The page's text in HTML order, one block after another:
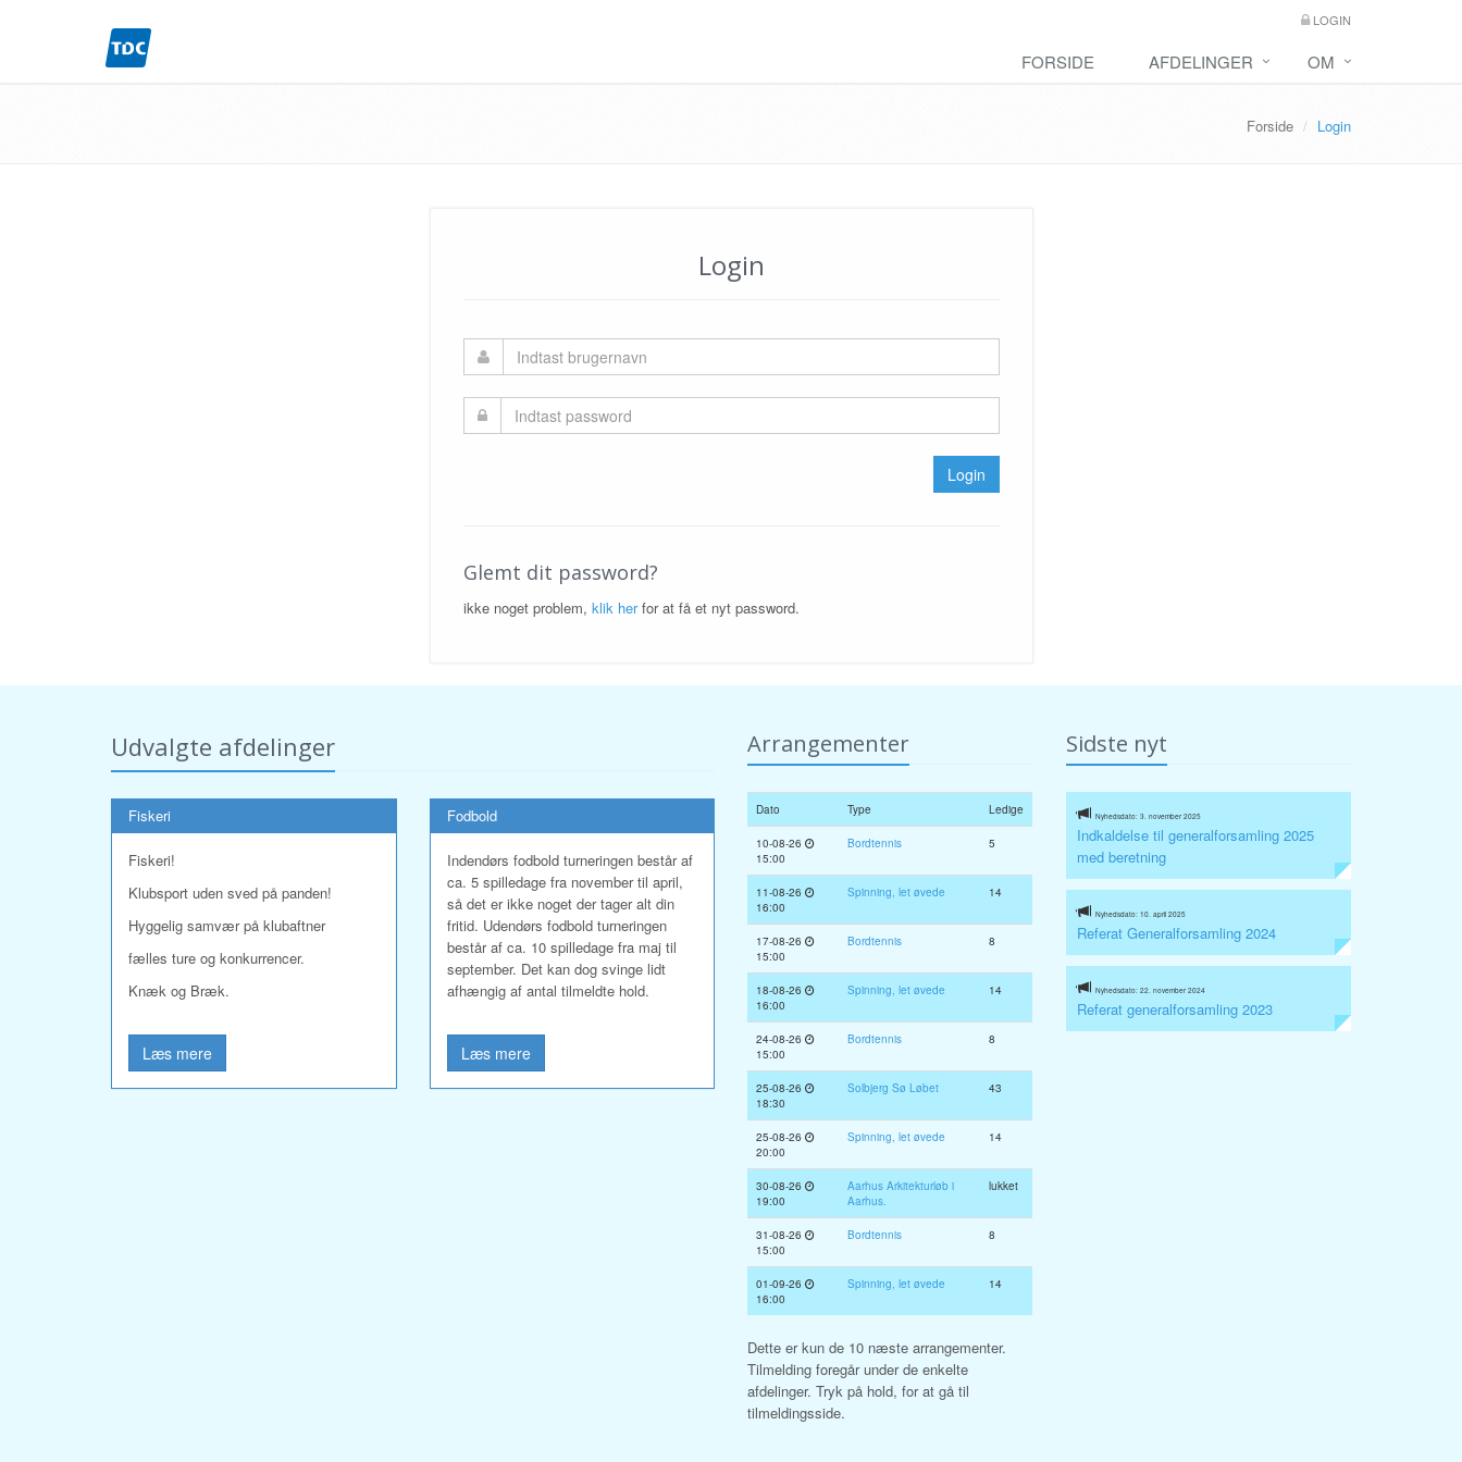
LOGIN
FORSIDE AFDELINGER OM
Forside Login
Login
Login
Glemt dit password?
ikke noget problem, klik herfor at få et nyt password.
Udvalgte afdelinger
Fiskeri
Fiskeri!
Klubsport uden sved på panden!
Hyggelig samvær på klubaftner
fælles ture og konkurrencer.
Knæk og Bræk.
Læs mere
Fodbold
Indendørs fodbold turneringen består af
ca. 5 spilledage fra november til april,
så det er ikke noget der tager alt din
fritid. Udendørs fodbold turneringen
består af ca. 10 spilledage fra maj til
september. Det kan dog svinge lidt
afhængig af antal tilmeldte hold.
Læs mere
Arrangementer
Dato Type Ledige
10-08-26
15:00
Bordtennis 5
11-08-26
16:00
Spinning, let øvede 14
17-08-26
15:00
Bordtennis 8
18-08-26
16:00
Spinning, let øvede 14
24-08-26
15:00
Bordtennis 8
25-08-26
18:30
Solbjerg Sø Løbet 43
25-08-26
20:00
Spinning, let øvede 14
30-08-26
19:00
Aarhus Arkitekturløb i
Aarhus.
lukket
31-08-26
15:00
Bordtennis 8
01-09-26
16:00
Spinning, let øvede 14
Dette er kun de 10 næste arrangementer.
Tilmelding foregår under de enkelte
afdelinger. Tryk på hold, for at gå til
tilmeldingsside.
Sidste nyt
Nyhedsdato: 3. november 2025
Indkaldelse til generalforsamling 2025
med beretning
Nyhedsdato: 10. april 2025
Referat Generalforsamling 2024
Nyhedsdato: 22. november 2024
Referat generalforsamling 2023